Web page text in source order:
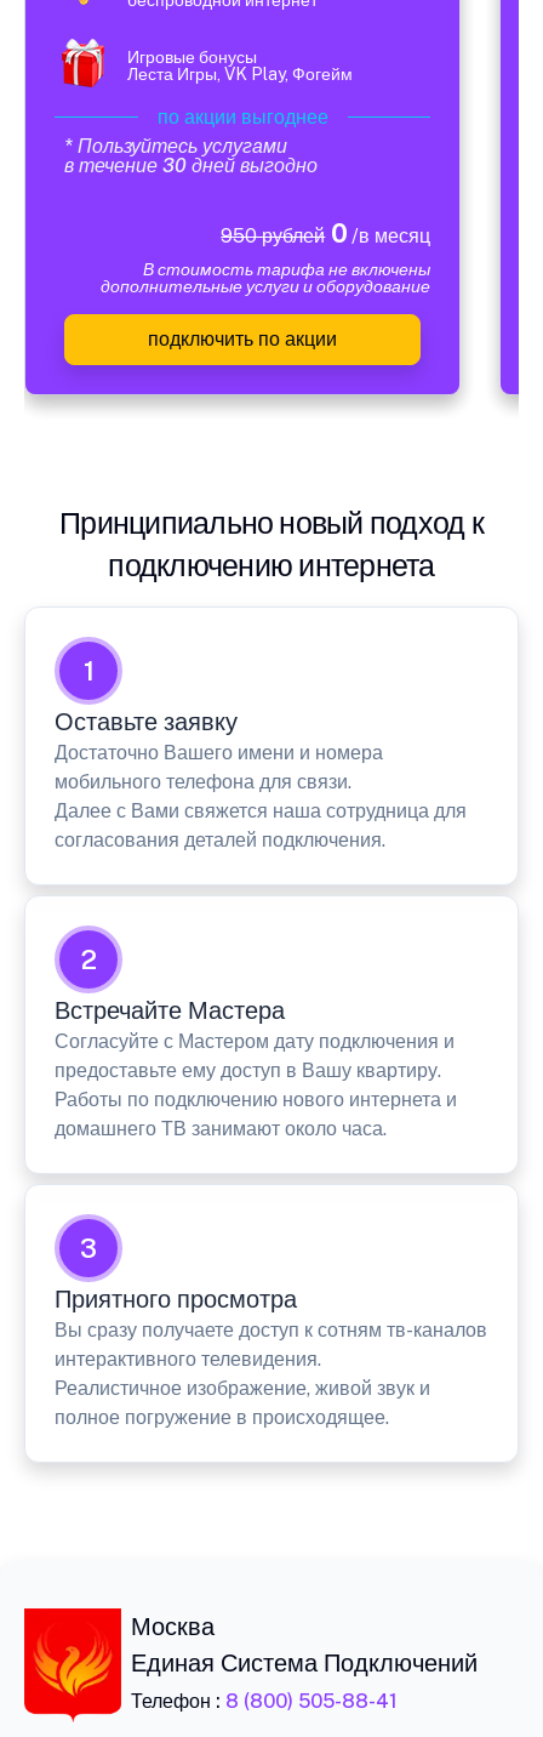
Игровые бонусы
Леста Игры, VK Play, Фогейм
по акции выгоднее
* Пользуйтесь услугами
в течение 30 дней выгодно
950 рублей0 /в месяц
В стоимость тарифа не включены
дополнительные услуги и оборудование
подключить по акции
Принципиально новый подход к
подключению интернета
1
Оставьте заявку
Достаточно Вашего имени и номера
мобильного телефона для связи.
Далее с Вами свяжется наша сотрудница для
согласования деталей подключения.
2
Встречайте Мастера
Согласуйте с Мастером дату подключения и
предоставьте ему доступ в Вашу квартиру.
Работы по подключению нового интернета и
домашнего ТВ занимают около часа.
3
Приятного просмотра
Вы сразу получаете доступ к сотням тв-каналов
интерактивного телевидения.
Реалистичное изображение, живой звук и
полное погружение в происходящее.
Москва
Единая Система Подключений
Телефон : 8 (800) 505-88-41